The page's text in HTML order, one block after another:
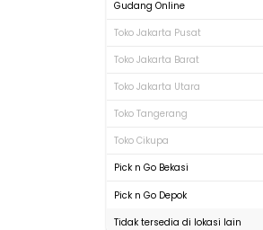
Gudang Online
Toko Jakarta Pusat
Toko Jakarta Barat
Toko Jakarta Utara
Toko Tangerang
Toko Cikupa
Pick n Go Bekasi
Pick n Go Depok
Tidak tersedia di lokasi lain